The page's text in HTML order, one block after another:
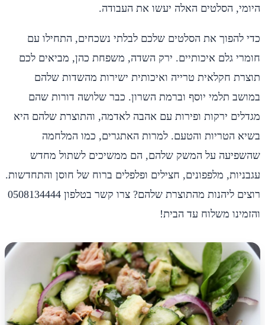
היומי, הסלטים האלה יעשו את העבודה.
כדי להפוך את הסלטים שלכם לבלתי נשכחים, התחילו עם
חומרי גלם איכותיים. ירק השדה, משפחת כהן, מביאים לכם
תוצרת חקלאית טרייה ואיכותית ישירות מהשדות שלהם
במושב תלמי יוסף וברמת השרון. כבר שלושה דורות שהם
מגדלים ירקות ופירות עם אהבה לאדמה, והתוצרת שלהם היא
בשיא הטריות והטעם. למרות האתגרים, כמו המלחמה
שהשפיעה על המשק שלהם, הם ממשיכים לשתול מחדש
עגבניות, מלפפונים, חצילים ופלפלים ברוח של חוסן והתחדשות.
רוצים ליהנות מהתוצרת שלהם? צרו קשר בטלפון 0508134444
והזמינו משלוח עד הבית!